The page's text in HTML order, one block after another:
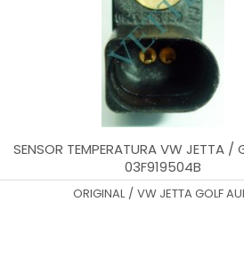
MAIOR
A - Z
SENSOR TEMPERATURA VW JETTA /
03F919504B
ORIGINAL / VW JETTA GOLF